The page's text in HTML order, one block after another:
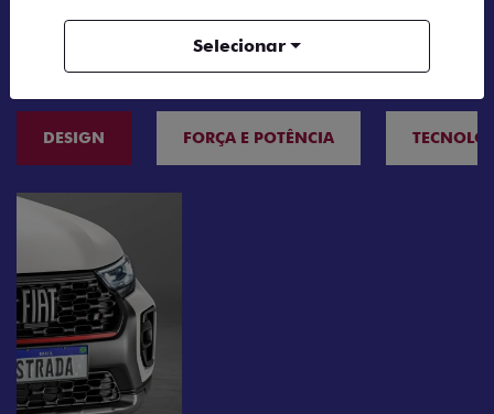
TUDO SOBRE A FIAT STRADA
DESIGN FORÇA E POTÊNCIA
Selecionar